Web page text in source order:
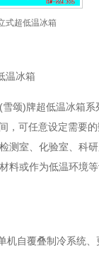
式超低温冰箱
冰箱
雪颂)牌超低温冰箱
，可任意设定需要
测室、化验室、科
料或作为低温环境等
机自覆叠制冷系统、